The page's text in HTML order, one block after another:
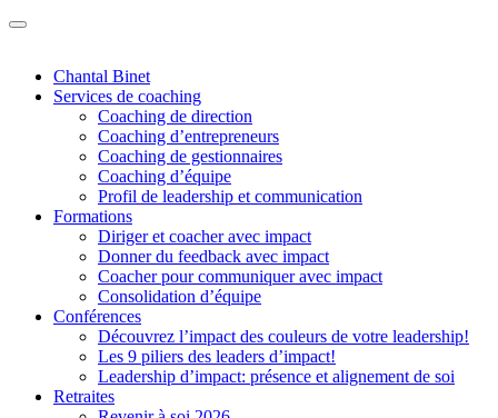
Chantal Binet
Services de coaching
Coaching de direction
Coaching d’entrepreneurs
Coaching de gestionnaires
Coaching d’équipe
Profil de leadership et communication
Formations
Diriger et coacher avec impact
Donner du feedback avec impact
Coacher pour communiquer avec impact
Consolidation d’équipe
Conférences
Découvrez l’impact des couleurs de votre leadership!
Les 9 piliers des leaders d’impact!
Leadership d’impact: présence et alignement de soi
Retraites